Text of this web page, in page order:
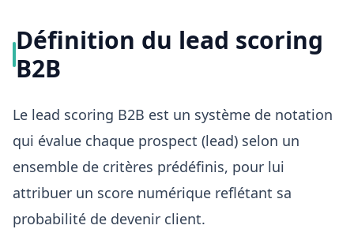
Définition du lead scoring
B2B
Le lead scoring B2B est un système de notation
qui évalue chaque prospect (lead) selon un
ensemble de critères prédéfinis, pour lui
attribuer un score numérique reflétant sa
probabilité de devenir client.